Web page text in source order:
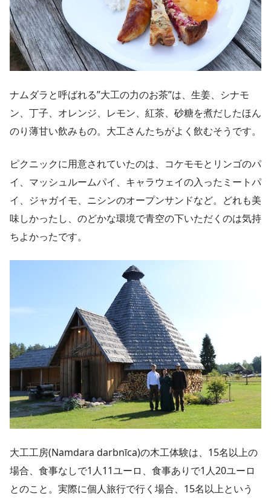
ナムダラと呼ばれる”大工の力のお茶”は、生姜、シナモ
ン、丁子、オレンジ、レモン、紅茶、砂糖を煮だしたほん
のり薄甘い飲みもの。大工さんたちがよく飲むそうです。
ピクニックに用意されていたのは、コケモモとリンゴのパ
イ、マッシュルームパイ、キャラウェイの入ったミートパ
イ、ジャガイモ、ニシンのオープンサンドなど。どれも美
味しかったし、のどかな環境で青空の下いただくのは気持
ちよかったです。
大工工房(Namdara darbnīca)の木工体験は、15名以上の
場合、食事なしで1人11ユーロ、食事ありで1人20ユーロ
とのこと。実際に個人旅行で行く場合、15名以上という